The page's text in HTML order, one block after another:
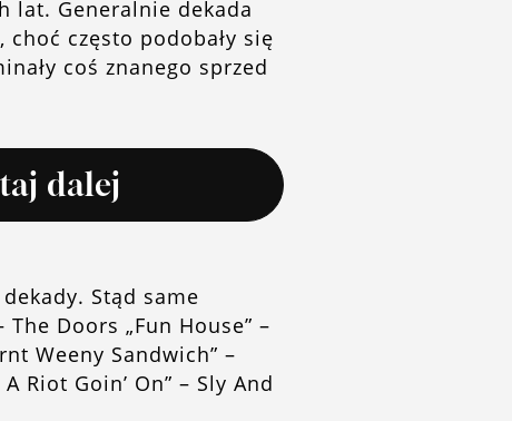
lat. Generalnie dekada
choć często podobały się
coś znanego sprzed
dalej
Stąd same
Doors „Fun House” –
Weeny Sandwich” –
Riot Goin’ On” – Sly And